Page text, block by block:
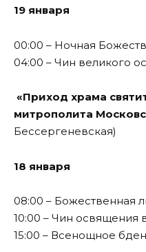
19 января
00:00 – Ночная
04:00 – Чин великого
«Приход храма
митрополита
Бессергеневская)
18 января
08:00 – Божественная
10:00 – Чин освящения
15:00 – Всенощное